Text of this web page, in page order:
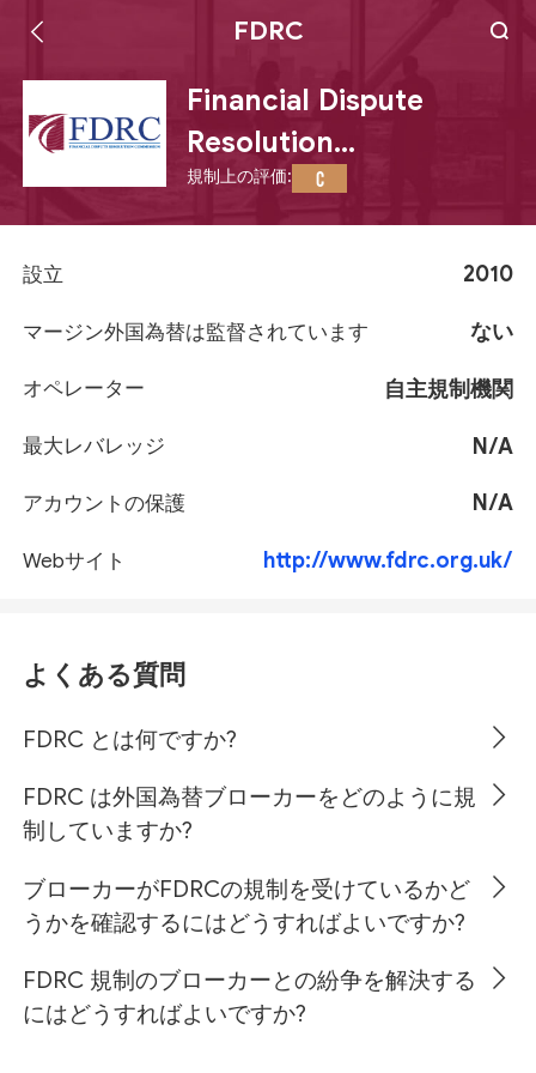
FDRC
Financial Dispute
Resolution
Commission
規制上の評価: C
設立 2010
マージン外国為替は監督されています ない
オペレーター 自主規制機関
最大レバレッジ N/A
アカウントの保護 N/A
Webサイト http://www.fdrc.org.uk/
よくある質問
FDRC とは何ですか?
FDRC は外国為替ブローカーをどのように規
制していますか?
ブローカーがFDRCの規制を受けているかど
うかを確認するにはどうすればよいですか?
FDRC 規制のブローカーとの紛争を解決する
にはどうすればよいですか?